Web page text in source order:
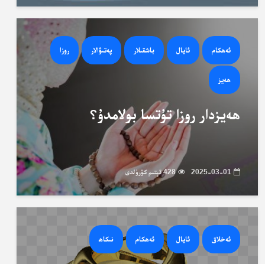
ئەھكام ئايال باشقىلار پەتىۋالار روزا
ھەيز
ھەيزدار روزا تۇتسا بولامدۇ؟
2025-03-01 428 قېتىم كۆرۈلدى
ئەخلاق ئايال ئەھكام نىكاھ